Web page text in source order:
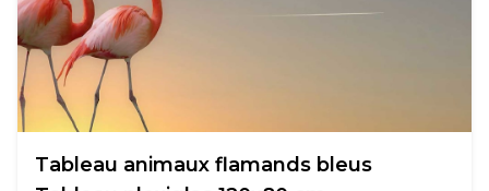
Tableau animaux flamands bleus